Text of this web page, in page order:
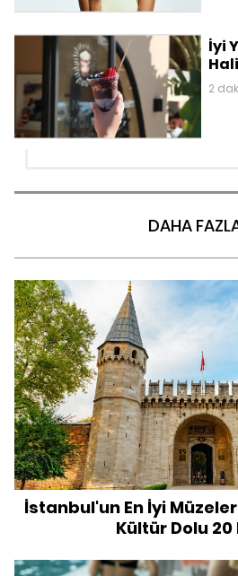
İyi
Hali
2
DAHA
İstanbul'un En İyi
Kültür Dolu 20